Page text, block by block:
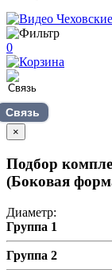
0
Связь
×
Подбор
(Боковая
Диаметр:
Группа 1
Группа 2